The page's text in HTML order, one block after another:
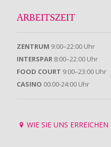
ARBEITSZEIT
ZENTRUM 9:00–22:00 Uhr
INTERSPAR 8:00–22:00 Uhr
FOOD COURT 9:00–23:00 Uhr
CASINO 00:00-24:00 Uhr
WIE SIE UNS ERREICHEN